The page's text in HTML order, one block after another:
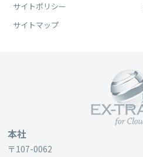
サイトポリシー
サイトマップ
本社
〒107-0062